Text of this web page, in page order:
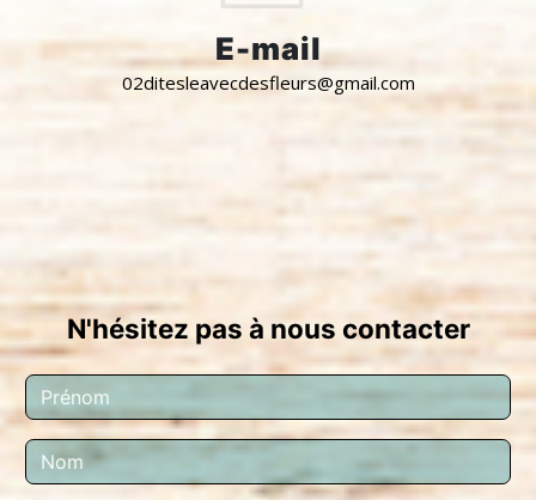
E-mail
02ditesleavecdesfleurs@gmail.com
N'hésitez pas à nous contacter